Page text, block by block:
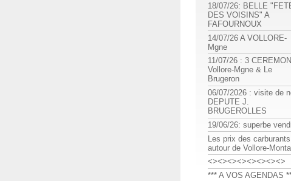
18/07/26: BELLE
DES VOISINS" A
FAFOURNOUX
14/07/26 A VOLLORE-
Mgne
11/07/26 : 3
Vollore-Mgne & Le
Brugeron
06/07/2026 : visite de
DEPUTE J.
BRUGEROLLES
19/06/26: superbe
Les prix des carburants
autour de Vollore-
<><><><><><><><>
*** A VOS AGENDAS